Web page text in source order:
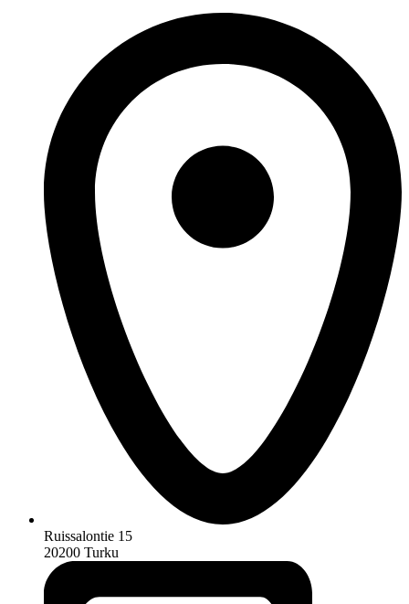
Ruissalontie 15
20200 Turku